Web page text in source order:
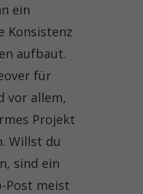
ein
aufbaut.
für
vor allem,
Projekt
Willst du
sind ein
Post meist